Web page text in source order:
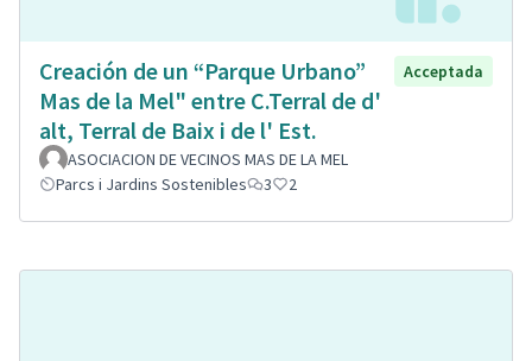
Creación de un “Parque Urbano”
Mas de la Mel" entre C.Terral de d'
alt, Terral de Baix i de l' Est.
Acceptada
ASOCIACION DE VECINOS MAS DE LA MEL
Parcs i Jardins Sostenibles
3 2